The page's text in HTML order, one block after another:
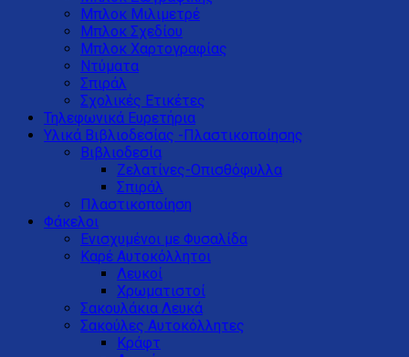
Μπλοκ Μιλιμετρέ
Μπλοκ Σχεδίου
Μπλοκ Χαρτογραφίας
Ντύματα
Σπιράλ
Σχολικές Ετικέτες
Τηλεφωνικά Ευρετήρια
Υλικά Βιβλιοδεσίας -Πλαστικοποίησης
Βιβλιοδεσία
Ζελατίνες-Οπισθόφυλλα
Σπιράλ
Πλαστικοποίηση
Φάκελοι
Ενισχυμένοι με Φυσαλίδα
Καρέ Αυτοκόλλητοι
Λευκοί
Χρωματιστοί
Σακουλάκια Λευκά
Σακούλες Αυτοκόλλητες
Κράφτ